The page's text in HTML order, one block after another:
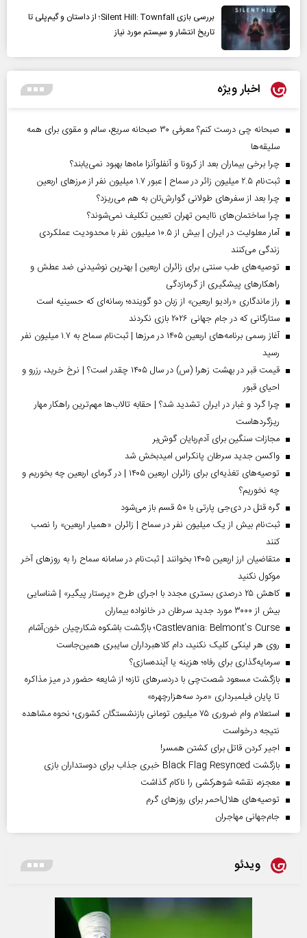
بررسی بازی Silent Hill: Townfall؛ از داستان و گیم‌پلی تا
تاریخ انتشار و سیستم مورد نیاز
اخبار ویژه
صبحانه چی درست کنم؟ معرفی ۳۰ صبحانه سریع، سالم و مقوی برای همه
سلیقه‌ها
چرا برخی بیماران بعد از کرونا و آنفلوآنزا ماه‌ها بهبود نمی‌یابند؟
ثبت‌نام ۲.۵ میلیون زائر در سماح | عبور ۱.۷ میلیون نفر از مرز‌های اربعین
چرا بعد از سفرهای طولانی گوارش‌تان به هم می‌ریزد؟
چرا ساختمان‌های ناایمن تهران تعیین تکلیف نمی‌شوند؟
آمار معلولیت در ایران | بیش از ۱۰.۵ میلیون نفر با محدودیت عملکردی
زندگی می‌کنند
توصیه‌های طب سنتی برای زائران اربعین | بهترین نوشیدنی ضد عطش و
راهکارهای پیشگیری از گرمازدگی
راز ماندگاری «رادیو اربعین» از زبان دو گوینده؛ رسانه‌ای که حسینیه است
ستارگانی که در جام جهانی ۲۰۲۶ بازی نکردند
آغاز رسمی برنامه‌های اربعین ۱۴۰۵ در مرز‌ها | ثبت‌نام سماح به ۱.۷ میلیون نفر
رسید
قیمت قبر در بهشت زهرا (س) در سال ۱۴۰۵ چقدر است؟ | نرخ خرید، رزرو و
احیای قبور
چرا گرد و غبار در ایران تشدید شد؟ | حقابه تالاب‌ها مهم‌ترین راهکار مهار
ریزگردهاست
مجازات سنگین برای آدم‌ربایان گوش‌بر
واکسن جدید سرطان پانکراس امیدبخش شد
توصیه‌های تغذیه‌ای برای زائران اربعین ۱۴۰۵ | در گرمای اربعین چه بخوریم و
چه نخوریم؟
گره قتل در دی‌جی پارتی با ۵۰ قسم باز می‌شود
ثبت‌نام بیش از یک میلیون نفر در سماح | زائران «همیار اربعین» را نصب
کنند
متقاضیان ارز اربعین ۱۴۰۵ بخوانند | ثبت‌نام در سامانه سماح را به روز‌های آخر
موکول نکنید
کاهش ۲۵ درصدی بستری مجدد با اجرای طرح «پرستار پیگیر» | شناسایی
بیش از ۳۰۰۰ مورد جدید سرطان در خانواده بیماران
Castlevania: Belmont’s Curse؛ بازگشت باشکوه شکارچیان خون‌آشام
روی هر لینکی کلیک نکنید، دام کلاهبرداران سایبری همین‌جاست
سرمایه‌گذاری برای رفاه؛ هزینه یا آینده‌سازی؟
بازگشت مسعود شصت‌چی با دردسر‌های تازه؛ از شایعه حضور در میز مذاکره
تا پایان فیلمبرداری «مرد سه‌هزارچهره»
استعلام وام ضروری ۷۵ میلیون تومانی بازنشستگان کشوری؛ نحوه مشاهده
نتیجه درخواست
اجیر کردن قاتل برای کشتن همسر!
بازگشت Black Flag Resynced خبری جذاب برای دوستداران بازی
معجزه، نقشه شوهرکشی را ناکام گذاشت
توصیه‌های هلال‌احمر برای روز‌های گرم
جام‌جهانی مهاجران
ویدئو